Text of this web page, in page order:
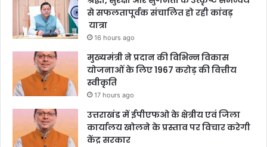
से सफलतापूर्वक संचालित हो रही कांवड़
यात्रा
16 hours ago
मुख्यमंत्री ने प्रदान की विभिन्न विकास
योजनाओं के लिए 1967 करोड़ की वित्तीय
स्वीकृति
17 hours ago
उत्तराखंड में ईपीएफओ के क्षेत्रीय एवं जिला
कार्यालय खोलने के प्रस्ताव पर विचार करेगी
केंद्र सरकार